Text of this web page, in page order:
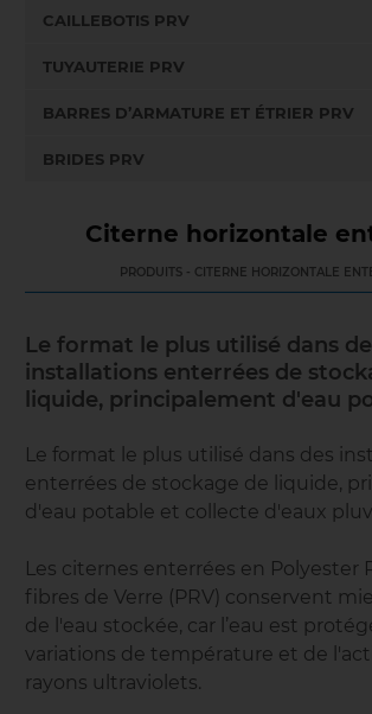
CAILLEBOTIS PRV
TUYAUTERIE PRV
BARRES D’ARMATURE ET ÉTRIER PRV
BRIDES PRV
Citerne horizontale
PRODUITS - CITERNE HORIZONTALE
Le format le plus utilisé dans
installations enterrées de
liquide, principalement d'eau
Le format le plus utilisé dans des
enterrées de stockage de liquide,
d'eau potable et collecte d'eaux
Les citernes enterrées en Polyester
fibres de Verre (PRV) conservent
de l'eau stockée, car l’eau est
variations de température et de
rayons ultraviolets.